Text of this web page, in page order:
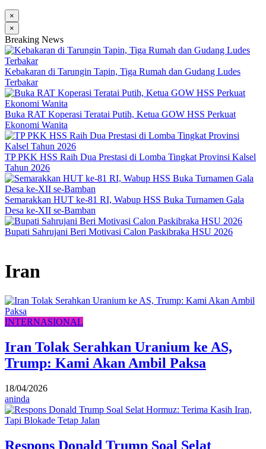
×
×
Breaking News
Kebakaran di Tarungin Tapin, Tiga Rumah dan Gudang Ludes
Terbakar
Buka RAT Koperasi Teratai Putih, Ketua GOW HSS Perkuat
Ekonomi Wanita
TP PKK HSS Raih Dua Prestasi di Lomba Tingkat Provinsi Kalsel
Tahun 2026
Semarakkan HUT ke-81 RI, Wabup HSS Buka Turnamen Gala
Desa ke-XII se-Bamban
Bupati Sahrujani Beri Motivasi Calon Paskibraka HSU 2026
Iran
INTERNASIONAL
Iran Tolak Serahkan Uranium ke AS,
Trump: Kami Akan Ambil Paksa
18/04/2026
aninda
Respons Donald Trump Soal Selat